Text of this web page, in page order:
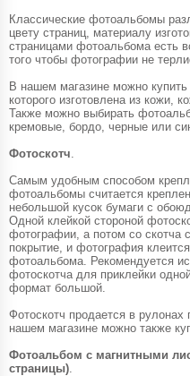
Классические фотоальбомы
цвету страниц, материалу
страницами фотоальбома есть
того чтобы фотографии не
В нашем магазине можно
которого изготовлена из кожи,
Также можно выбирать
кремовые, бордо, черные или
Фотоскотч
Самым удобным способом
фотоальбомы считается
небольшой кусок бумаги с
Одной клейкой стороной
фотографии, а потом со скотча
покрытие, и фотография
фотоальбома. Рекомендуется
фотоскотча для приклейки
формат большой.
Фотоскотч продается в
нашем магазине можно также
Фотоальбом с магнитными
страницы)